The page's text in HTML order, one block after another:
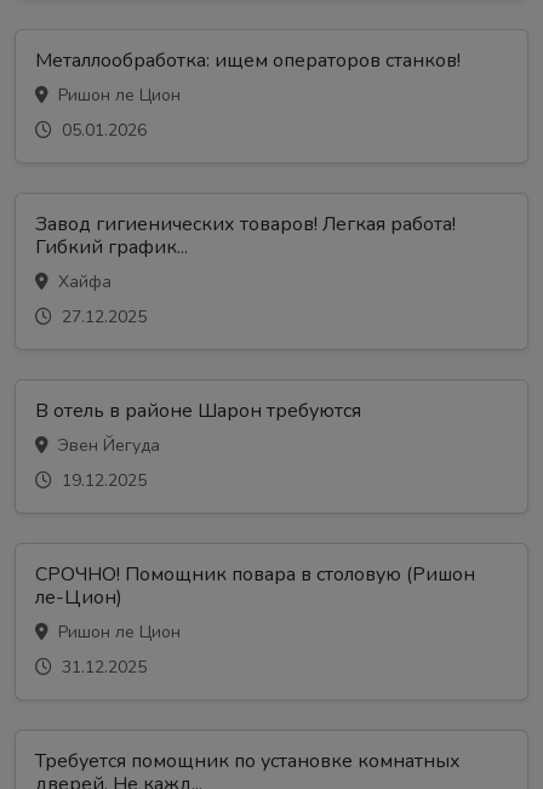
Металлообработка: ищем операторов станков!
Ришон ле Цион
05.01.2026
Завод гигиенических товаров! Легкая работа!
Гибкий график...
Хайфа
27.12.2025
В отель в районе Шарон требуются
Эвен Йегуда
19.12.2025
СРОЧНО! Помощник повара в столовую (Ришон
ле-Цион)
Ришон ле Цион
31.12.2025
Требуется помощник по установке комнатных